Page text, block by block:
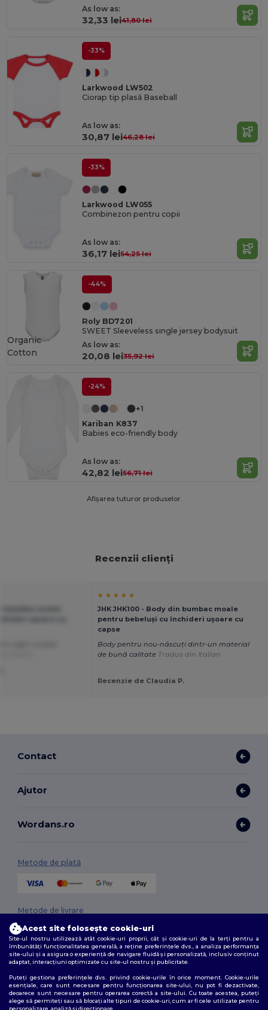
As low as:
32,33 lei41,80 lei
-33%
Larkwood LW502
Ciorap tip plasă Baseball
As low as:
30,87 lei46,28 lei
-33%
Larkwood LW055
Combinezon pentru copii
As low as:
36,17 lei54,25 lei
-44%
Roly BD7201
SWEET Sleeveless single jersey bodysuit
As low as:
20,08 lei35,92 lei
Organic
Cotton
-24%
+1
Kariban K837
Babies eco-friendly body
As low as:
42,82 lei56,71 lei
Afișarea tuturor produselor.
Recenzii clienți
★ ★ ★ ★ ★
JHK JHK100 - Body din bumbac moale
pentru bebeluși cu închideri ușoare cu
capse
Body pentru nou-născuți dintr-un material
de bună calitate Tradus din Italian
Recenzie de Claudia P.
Contact
Ajutor
Wordans.ro
Metode de plată
Metode de livrare
Urmărește-ne
Acest site folosește cookie-uri
Site-ul nostru utilizează atât cookie-uri proprii, cât și cookie-uri de la terți pentru a
îmbunătăți funcționalitatea generală, a reține preferințele dvs., a analiza performanța
site-ului și a asigura o experiență de navigare fluidă și personalizată, inclusiv conținut
adaptat, interacțiuni optimizate cu site-ul nostru și publicitate.
Puteți gestiona preferințele dvs. privind cookie-urile în orice moment. Cookie-urile
esențiale, care sunt necesare pentru funcționarea site-ului, nu pot fi dezactivate,
deoarece sunt necesare pentru operarea corectă a site-ului. Cu toate acestea, puteți
alege să permiteți sau să blocați alte tipuri de cookie-uri, cum ar fi cele utilizate pentru
personalizare, analiză și direcționare.